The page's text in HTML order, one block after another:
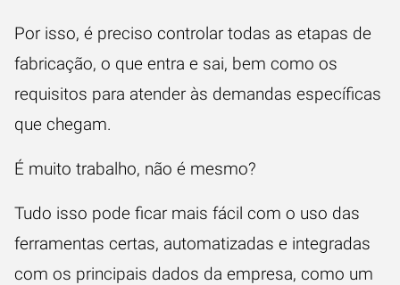
Por isso, é preciso controlar todas as etapas de
fabricação, o que entra e sai, bem como os
requisitos para atender às demandas específicas
que chegam.
É muito trabalho, não é mesmo?
Tudo isso pode ficar mais fácil com o uso das
ferramentas certas, automatizadas e integradas
com os principais dados da empresa, como um